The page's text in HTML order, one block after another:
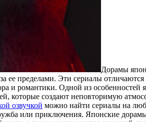
Дoрaмы
ее пределами. Эти сериалы
романтики. Одной из особенностей
которые создают неповторимую
озвучкой можно найти сериалы на
или приключения. Японские